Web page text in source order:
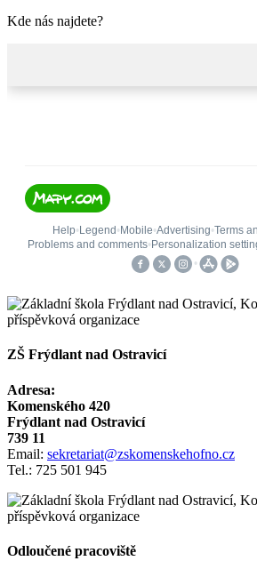
Kde nás najdete?
ZŠ Frýdlant nad Ostravicí
Adresa:
Komenského 420
Frýdlant nad Ostravicí
739 11
Email: sekretariat@zskomenskehofno.cz
Tel.: 725 501 945
Odloučené pracoviště